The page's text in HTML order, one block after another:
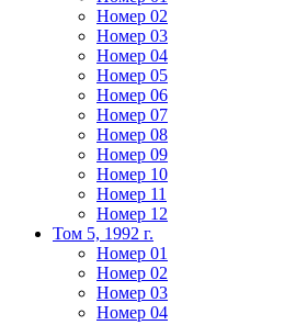
Номер 02
Номер 03
Номер 04
Номер 05
Номер 06
Номер 07
Номер 08
Номер 09
Номер 10
Номер 11
Номер 12
Том 5, 1992 г.
Номер 01
Номер 02
Номер 03
Номер 04